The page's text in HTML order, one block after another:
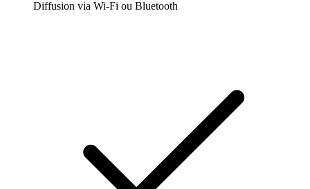
Diffusion via Wi-Fi ou Bluetooth